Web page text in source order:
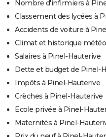
Nombre d'infirmiers à
Classement des lycées à
Accidents de voiture à
Climat et historique
Salaires à Pinel-Hauterive
Dette et budget de Pinel-
Impôts à Pinel-Hauterive
Crèches à Pinel-Hauterive
Ecole privée à Pinel-
Maternités à Pinel-